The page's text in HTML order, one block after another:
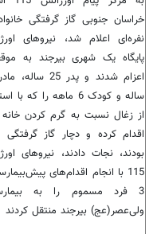
نفره‌ای اعلام شد، نیروهای
پایگاه یک شهری بیرجند به
ساله و کودک 6 ماهه را که با
از زغال نسبت به گرم کردن
اقدام کرده و دچار گاز
بودند، نجات دادند، نیروهای
115 با انجام اقدام‌های
3 فرد مسموم را به
ولی‌عصر(عج) بیرجند منتقل کردند